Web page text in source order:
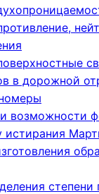
в дорожной
возможности
степени